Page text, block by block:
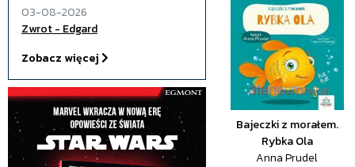
03-08-2026
Zwrot - Edgard
Zobacz więcej
Bajeczki z morałem.
Rybka Ola
Anna Prudel